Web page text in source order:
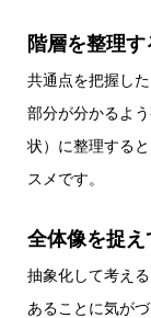
階層を整理す
共通点を把握し
部分が分かるよ
状）に整理する
スメです。
全体像を捉え
抽象化して考え
あることに気が